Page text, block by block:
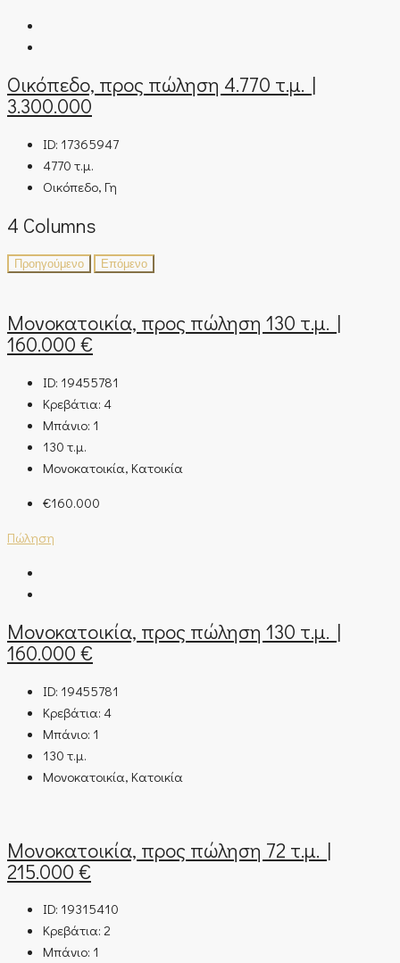
Οικόπεδο, προς πώληση 4.770 τ.μ. |
3.300.000
ID: 17365947
4770 τ.μ.
Οικόπεδο, Γη
4 Columns
Προηγούμενο Επόμενο
Μονοκατοικία, προς πώληση 130 τ.μ. |
160.000 €
ID: 19455781
Κρεβάτια: 4
Μπάνιο: 1
130 τ.μ.
Μονοκατοικία, Κατοικία
€160.000
Πώληση
Μονοκατοικία, προς πώληση 130 τ.μ. |
160.000 €
ID: 19455781
Κρεβάτια: 4
Μπάνιο: 1
130 τ.μ.
Μονοκατοικία, Κατοικία
Μονοκατοικία, προς πώληση 72 τ.μ. |
215.000 €
ID: 19315410
Κρεβάτια: 2
Μπάνιο: 1